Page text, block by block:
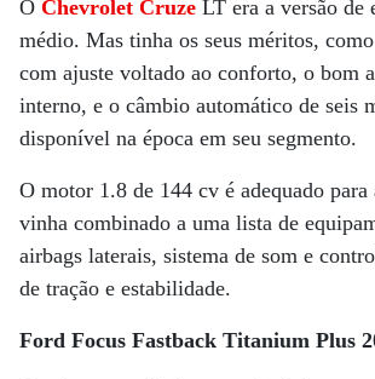
O Chevrolet Cruze LT era a versão de
médio. Mas tinha os seus méritos, como
com ajuste voltado ao conforto, o bom
interno, e o câmbio automático de seis
disponível na época em seu segmento.
O motor 1.8 de 144 cv é adequado para
vinha combinado a uma lista de
airbags laterais, sistema de som e
de tração e estabilidade.
Ford Focus Fastback Titanium Plus